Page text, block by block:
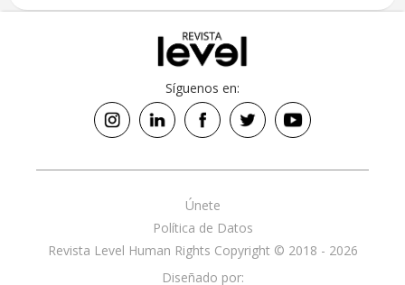
Síguenos en:
Revista Level Human Rights Copyright © 2018 - 2026
Política de Datos
Únete
Diseñado por: